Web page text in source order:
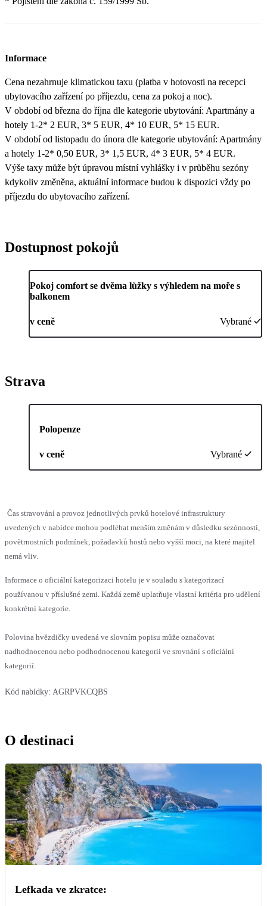
Informace
Cena nezahrnuje klimatickou taxu (platba v hotovosti na recepci
ubytovacího zařízení po příjezdu, cena za pokoj a noc).
V období od března do října dle kategorie ubytování: Apartmány a
hotely 1-2* 2 EUR, 3* 5 EUR, 4* 10 EUR, 5* 15 EUR.
V období od listopadu do února dle kategorie ubytování: Apartmány
a hotely 1-2* 0,50 EUR, 3* 1,5 EUR, 4* 3 EUR, 5* 4 EUR.
Výše taxy může být úpravou místní vyhlášky i v průběhu sezóny
kdykoliv změněna, aktuální informace budou k dispozici vždy po
příjezdu do ubytovacího zařízení.
Dostupnost pokojů
Pokoj comfort se dvěma lůžky s výhledem na moře s
balkonem
v ceně Vybrané
Strava
Polopenze
v ceně Vybrané
Čas stravování a provoz jednotlivých prvků hotelové infrastruktury
uvedených v nabídce mohou podléhat menším změnám v důsledku sezónnosti,
povětrnostních podmínek, požadavků hostů nebo vyšší moci, na které majitel
nemá vliv.
Informace o oficiální kategorizaci hotelu je v souladu s kategorizací
používanou v příslušné zemi. Každá země uplatňuje vlastní kritéria pro udělení
konkrétní kategorie.
Polovina hvězdičky uvedená ve slovním popisu může označovat
nadhodnocenou nebo podhodnocenou kategorii ve srovnání s oficiální
kategorií.
Kód nabídky: AGRPVKCQBS
O destinaci
Lefkada ve zkratce: